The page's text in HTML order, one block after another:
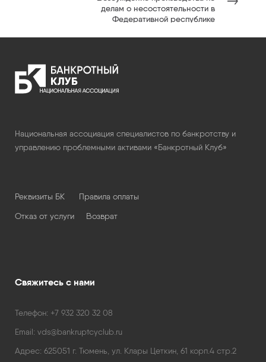
делам о несостоятельности в
Федеративной республике
Трушников С.С.
Национальная ассоциация специалистов по банкротству и
управлению проблемными активами «Банкротный Клуб»
Реквизиты БК Правила оплаты
Отказ от услуги Возврат
Свяжитесь с нами
Телефон: +7 932 320 32 08
Email: vds@bankruptcyclub.ru
Адрес: 625051 г. Тюмень, ул. Клары Цеткин, 61 корп.4 стр.2